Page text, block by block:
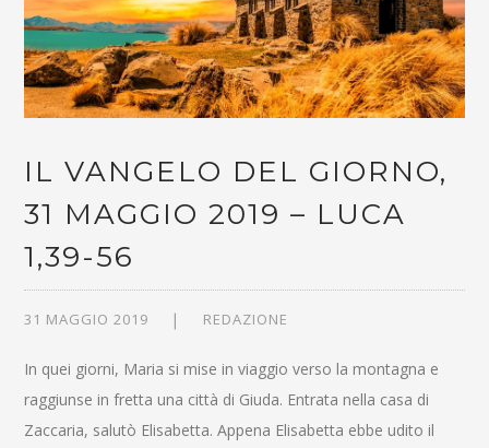
IL VANGELO DEL GIORNO,
31 MAGGIO 2019 – LUCA
1,39-56
31 MAGGIO 2019 REDAZIONE
In quei giorni, Maria si mise in viaggio verso la montagna e
raggiunse in fretta una città di Giuda. Entrata nella casa di
Zaccaria, salutò Elisabetta. Appena Elisabetta ebbe udito il